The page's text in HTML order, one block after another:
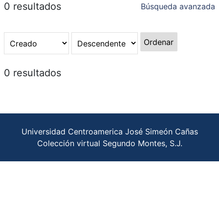
0 resultados Búsqueda avanzada
Ordenar
0 resultados
Universidad Centroamerica José Simeón Cañas
Colección virtual Segundo Montes, S.J.